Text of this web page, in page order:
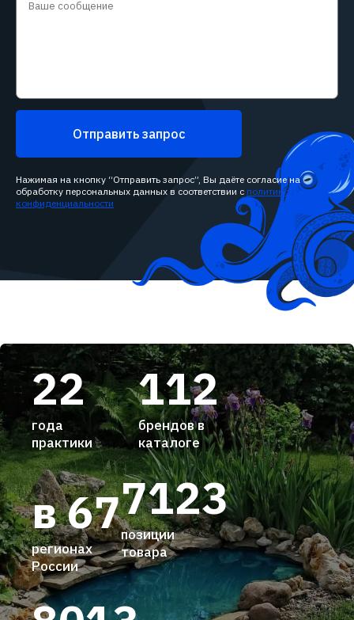
Отправить запрос
Нажимая на кнопку “Отправить запрос”, Вы даёте согласие на
обработку персональных данных в соответствии с политикой
конфиденциальности
22
года
практики
112
брендов в
каталоге
7123
позиции
товара
в 67
регионах
России